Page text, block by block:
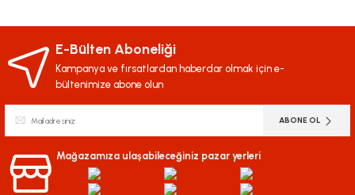
iletebilirsiniz.
Görüş ve önerileriniz için teşekkür ederiz.
Ürün açıklamasında eksik bilgiler bulunuyor.
Ürün fiyatı diğer sitelerden daha pahalı.
Bu ürüne benzer farklı alternatifler olmalı.
E-Bülten Aboneliği
Kampanya ve fırsatlardan haberdar olmak için e-
bültenimize abone olun
ABONE OL
Mağazamıza ulaşabileceğiniz pazar yerleri